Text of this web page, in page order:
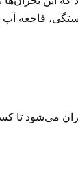
فاجعه
می‌شود تا